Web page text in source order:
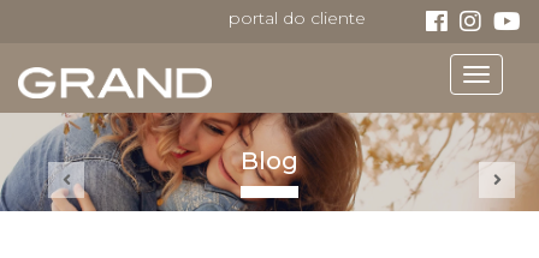
portal do cliente
Toggle
Blog